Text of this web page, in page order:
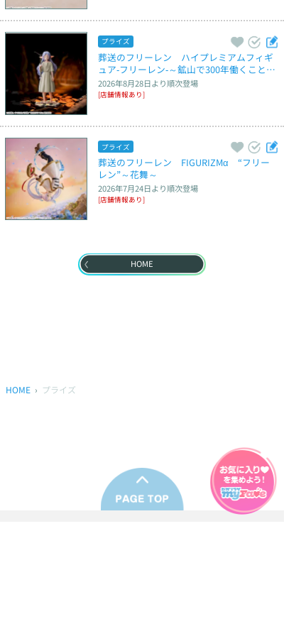
プライズ
葬送のフリーレン　ハイプレミアムフィギ
ュア‐フリーレン‐～鉱山で300年働くことに
なっちゃった～
2026年8月28日より順次登場
[店舗情報あり]
プライズ
葬送のフリーレン　FIGURIZMα　“フリー
レン”～花舞～
2026年7月24日より順次登場
[店舗情報あり]
HOME
HOME プライズ